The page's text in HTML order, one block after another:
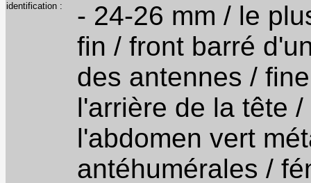
identification :
- 24-26 mm / le
fin / front barré
des antennes /
l'arrière de la tête
l'abdomen vert
antéhumérales /